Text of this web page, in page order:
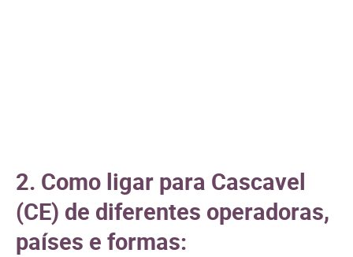
2. Como ligar para Cascavel
(CE) de diferentes operadoras,
países e formas: